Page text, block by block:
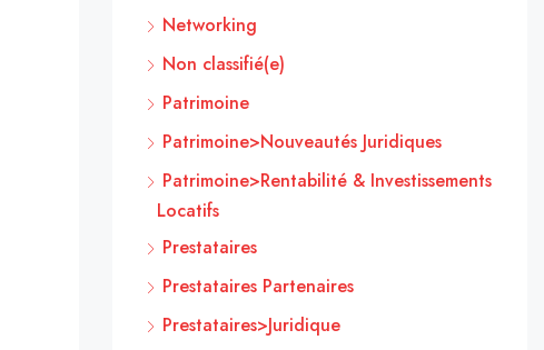
Networking
Non classifié(e)
Patrimoine
Patrimoine>Nouveautés Juridiques
Patrimoine>Rentabilité & Investissements
Locatifs
Prestataires
Prestataires Partenaires
Prestataires>Juridique